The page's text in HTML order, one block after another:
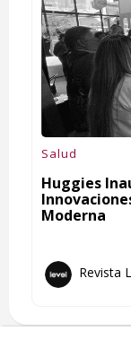
Salud
Huggies
Moderna
Revista